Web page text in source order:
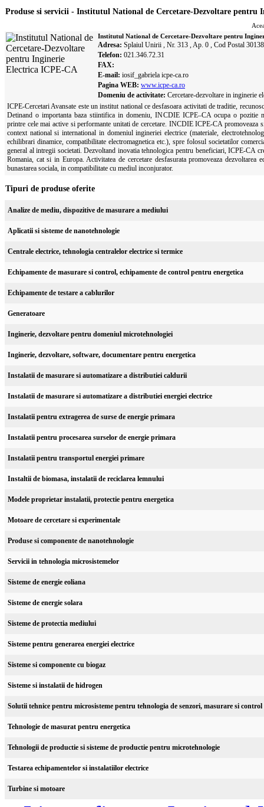
Produse si servicii - Institutul National de Cercetare-Dezvoltare pentru
Institutul National de Cercetare-Dezvoltare pentru
Adresa: Splaiul Unirii , Nr. 313 , Ap. 0 , Cod Postal
Telefon: 021.346.72.31
FAX:
E-mail: iosif_gabriela icpe-ca.ro
Pagina WEB: www.icpe-ca.ro
Domeniu de activitate: Cercetare-dezvoltare in inginerie
ICPE-Cercetari Avansate este un institut national ce desfasoara activitati de traditie,
Detinand o importanta baza stiintifica in domeniu, INCDIE ICPE–CA ocupa o pozitie
printre cele mai active si performante unitati de cercetare. INCDIE ICPE-CA promoveaza
context national si international in domeniul ingineriei electrice (materiale,
echilibrari dinamice, compatibilitate electromagnetica etc.), spre folosul societatilor
general al intregii societati. Dezvoltand inovatia tehnologica pentru beneficiari, ICPE-CA
Romania, cat si in Europa. Activitatea de cercetare desfasurata promoveaza dezvoltarea
bunastarea sociala, in compatibilitate cu mediul inconjurator.
Tipuri de produse oferite
Analize de mediu, dispozitive de masurare a mediului
Aplicatii si sisteme de nanotehnologie
Centrale electrice, tehnologia centralelor electrice si termice
Echipamente de masurare si control, echipamente de control pentru energetica
Echipamente de testare a cablurilor
Generatoare
Inginerie, dezvoltare pentru domeniul microtehnologiei
Inginerie, dezvoltare, software, documentare pentru energetica
Instalatii de masurare si automatizare a distributiei caldurii
Instalatii de masurare si automatizare a distributiei energiei electrice
Instalatii pentru extragerea de surse de energie primara
Instalatii pentru procesarea surselor de energie primara
Instalatii pentru transportul energiei primare
Instaltii de biomasa, instalatii de reciclarea lemnului
Modele proprietar instalatii, protectie pentru energetica
Motoare de cercetare si experimentale
Produse si componente de nanotehnologie
Servicii in tehnologia microsistemelor
Sisteme de energie eoliana
Sisteme de energie solara
Sisteme de protectia mediului
Sisteme pentru generarea energiei electrice
Sisteme si componente cu biogaz
Sisteme si instalatii de hidrogen
Solutii tehnice pentru microsisteme pentru tehnologia de senzori, masurare si control
Tehnologie de masurat pentru energetica
Tehnologii de productie si sisteme de productie pentru microtehnologie
Testarea echipamentelor si instalatiilor electrice
Turbine si motoare